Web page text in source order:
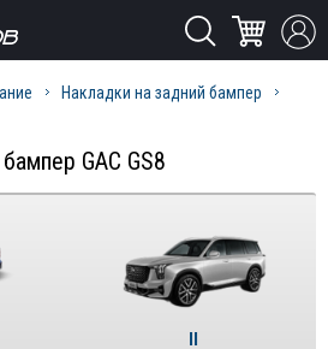
Накладки на задний бампер
GAC GS8